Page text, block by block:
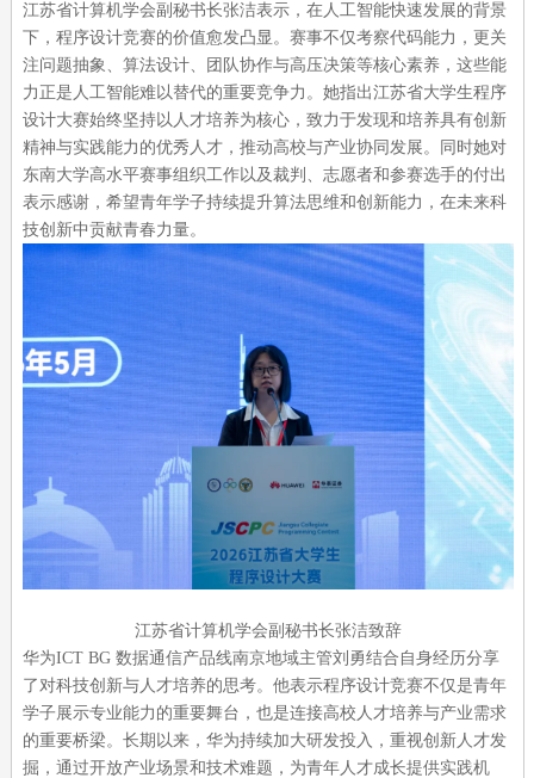
江苏省计算机学会副秘书长张洁表示，在人工智能快速发展的背景
下，程序设计竞赛的价值愈发凸显。赛事不仅考察代码能力，更关
注问题抽象、算法设计、团队协作与高压决策等核心素养，这些能
力正是人工智能难以替代的重要竞争力。她指出江苏省大学生程序
设计大赛始终坚持以人才培养为核心，致力于发现和培养具有创新
精神与实践能力的优秀人才，推动高校与产业协同发展。同时她对
东南大学高水平赛事组织工作以及裁判、志愿者和参赛选手的付出
表示感谢，希望青年学子持续提升算法思维和创新能力，在未来科
技创新中贡献青春力量。
江苏省计算机学会副秘书长张洁致辞
华为ICT BG 数据通信产品线南京地域主管刘勇结合自身经历分享
了对科技创新与人才培养的思考。他表示程序设计竞赛不仅是青年
学子展示专业能力的重要舞台，也是连接高校人才培养与产业需求
的重要桥梁。长期以来，华为持续加大研发投入，重视创新人才发
掘，通过开放产业场景和技术难题，为青年人才成长提供实践机